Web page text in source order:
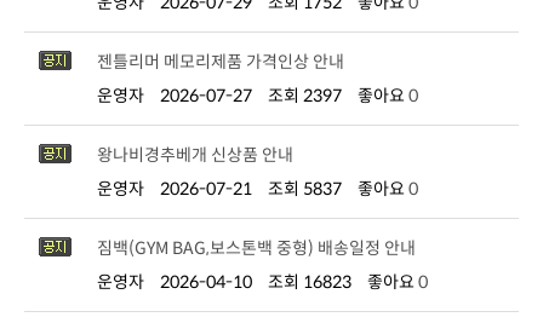
젠틀리머 메모리제품 가격인상 안내
운영자
2026-07-27 조회 2397 좋아요 0
왕나비경추베개 신상품 안내
운영자
2026-07-21 조회 5837 좋아요 0
짐백(GYM BAG,보스톤백 중형) 배송일정 안내
운영자
2026-04-10 조회 16823 좋아요 0